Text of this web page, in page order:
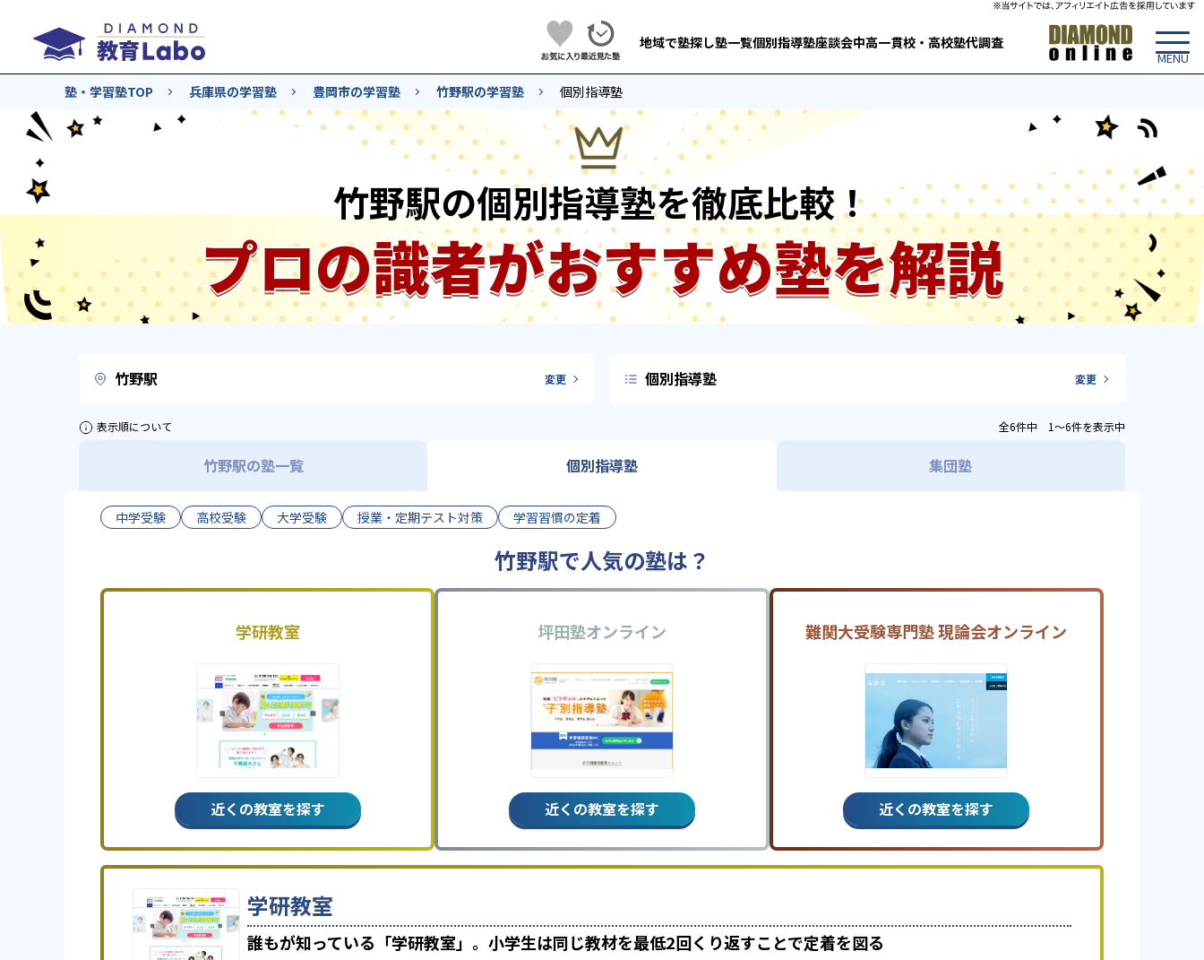
地域で塾探し塾一覧個別指導塾座談会中高一貫校・高校塾代調査
塾・学習塾TOP 兵庫県の学習塾 豊岡市の学習塾 竹野駅の学習塾 個別指導塾
竹野駅の個別指導塾を徹底比較！
プロの識者がおすすめ塾を解説
竹野駅 変更 個別指導塾 変更
表示順について 全6件中 1〜6件を表示中
竹野駅の塾一覧 個別指導塾 集団塾
中学受験 高校受験 大学受験 授業・定期テスト対策 学習習慣の定着
竹野駅で人気の塾は？
学研教室
近くの教室を探す
坪田塾オンライン
近くの教室を探す
難関大受験専門塾 現論会オンライン
近くの教室を探す
学研教室
誰もが知っている「学研教室」。小学生は同じ教材を最低2回くり返すことで定着を図る